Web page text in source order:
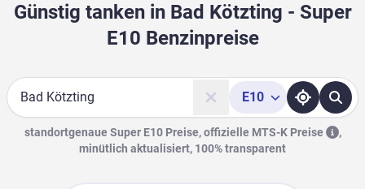
Günstig tanken in Bad Kötzting - Super
E10 Benzinpreise
Suche
E10
standortgenaue Super E10 Preise, offizielle MTS-K Preise
,
minütlich aktualisiert, 100% transparent